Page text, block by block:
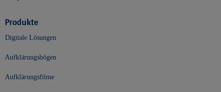
Produkte
Digitale Lösungen
Aufklärungsbögen
Aufklärungsfilme